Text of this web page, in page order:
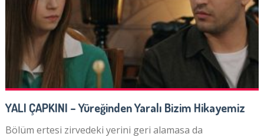
YALI ÇAPKINI – Yüreğinden Yaralı Bizim Hikayemiz
Bölüm ertesi zirvedeki yerini geri alamasa da